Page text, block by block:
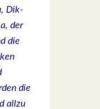
Dik­
der
die
die
all­zu